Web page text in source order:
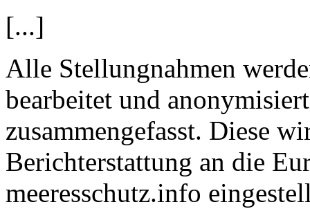
[...]
Alle Stellungnahmen
bearbeitet und
zusammengefasst. Diese
Berichterstattung an die
meeresschutz.info